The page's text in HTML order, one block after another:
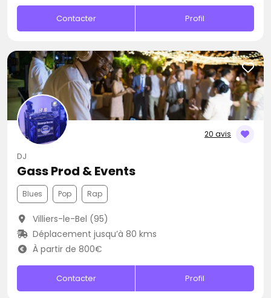
Contacter Profil
20 avis
DJ
Gass Prod & Events
Blues Pop Rap
Villiers-le-Bel (95)
Déplacement jusqu’à 80 kms
À partir de 800€
Contacter Profil